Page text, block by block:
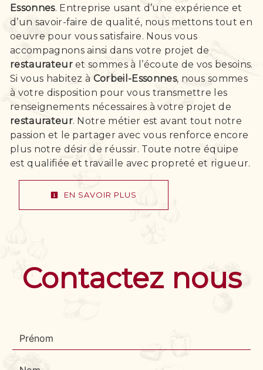
Essonnes. Entreprise usant d’une expérience et
d’un savoir-faire de qualité, nous mettons tout en
oeuvre pour vous satisfaire. Nous vous
accompagnons ainsi dans votre projet de
restaurateuret sommes à l’écoute de vos besoins.
Si vous habitez à Corbeil-Essonnes, nous sommes
à votre disposition pour vous transmettre les
renseignements nécessaires à votre projet de
restaurateur. Notre métier est avant tout notre
passion et le partager avec vous renforce encore
plus notre désir de réussir. Toute notre équipe
est qualifiée et travaille avec propreté et rigueur.
EN SAVOIR PLUS
Contactez nous